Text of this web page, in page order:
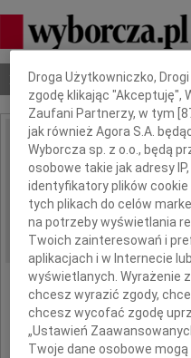
Nekrologi Odeszli
IMIĘ I NAZWISKO:
REGION: Wrocław
DATA EMISJI: 22.11.2023
Dbamy o Twoją prywatność
Droga Użytkowniczko,
zgodę klikając "Akceptuję",
Zaufani Partnerzy, w tym [
jak również Agora S.A.
Wyborcza sp. z o.o., będą
osobowe takie jak adresy
identyfikatory plików
tych plikach do celów
na potrzeby wyświetlania
Twoich zainteresowań i
aplikacjach i w Internecie
wyświetlanych. Wyrażenie
chcesz wyrazić zgody,
chcesz wycofać zgodę
„Ustawień
Twoje dane osobowe